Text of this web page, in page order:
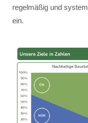
regelmäßig und
ein.